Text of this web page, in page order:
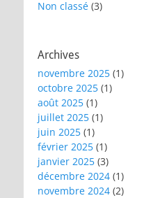
Non classé (3)
Archives
novembre 2025 (1)
octobre 2025 (1)
août 2025 (1)
juillet 2025 (1)
juin 2025 (1)
février 2025 (1)
janvier 2025 (3)
décembre 2024 (1)
novembre 2024 (2)